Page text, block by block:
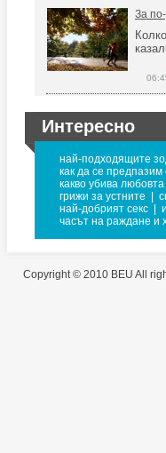
За
Интересно
най-подходящите
как да се предпазим
какво убива любовта
грижи за устните
най-добрият секс
часът на раждане и
Copyright © 2010 BEU All